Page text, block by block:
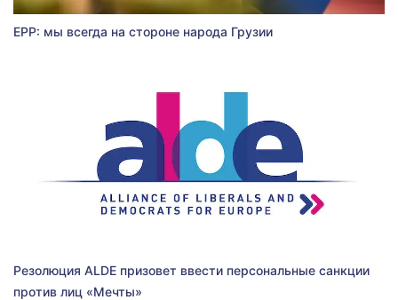
EPP: мы всегда на стороне народа Грузии
Резолюция ALDE призовет ввести персональные санкции
против лиц «Мечты»